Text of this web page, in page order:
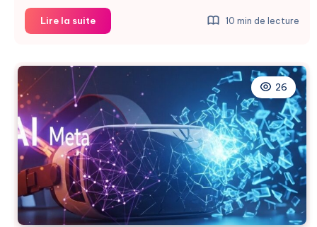
Lire la suiteSnap
Crée
Inc
Révolutionner
Les
Lunettes
AR
10 min de lecture
26